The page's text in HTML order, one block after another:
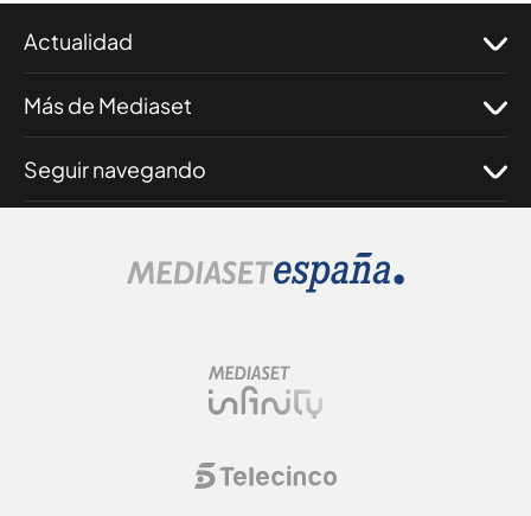
Actualidad
Más de Mediaset
Seguir navegando